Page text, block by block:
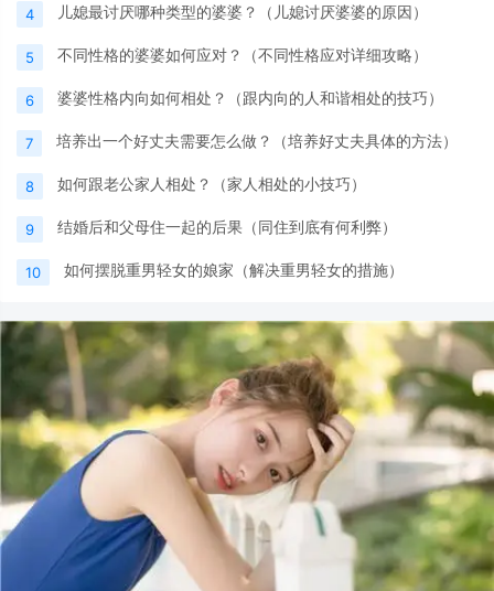
4 儿媳最讨厌哪种类型的婆婆？（儿媳讨厌婆婆的原因）
5 不同性格的婆婆如何应对？（不同性格应对详细攻略）
6 婆婆性格内向如何相处？（跟内向的人和谐相处的技巧）
7 培养出一个好丈夫需要怎么做？（培养好丈夫具体的方法）
8 如何跟老公家人相处？（家人相处的小技巧）
9 结婚后和父母住一起的后果（同住到底有何利弊）
10 如何摆脱重男轻女的娘家（解决重男轻女的措施）